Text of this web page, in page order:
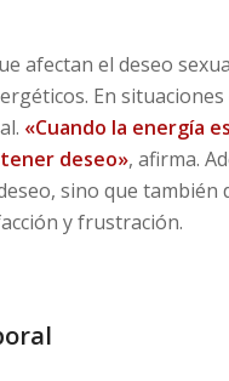
afectan el deseo
En
«Cuando la energía
deseo», afirma.
sino que también
y frustración.